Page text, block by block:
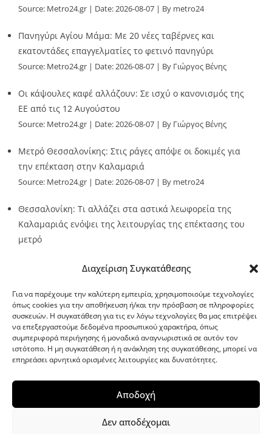
Διαχείριση Συγκατάθεσης
Για να παρέχουμε την καλύτερη εμπειρία, χρησιμοποιούμε τεχνολογίες
όπως cookies για την αποθήκευση ή/και την πρόσβαση σε πληροφορίες
συσκευών. Η συγκατάθεση για τις εν λόγω τεχνολογίες θα μας επιτρέψει
να επεξεργαστούμε δεδομένα προσωπικού χαρακτήρα, όπως
συμπεριφορά περιήγησης ή μοναδικά αναγνωριστικά σε αυτόν τον
ιστότοπο. Η μη συγκατάθεση ή η ανάκληση της συγκατάθεσης, μπορεί να
επηρεάσει αρνητικά ορισμένες λειτουργίες και δυνατότητες.
Αποδοχή
Δεν αποδέχομαι
Source: Metro24.gr Date: 2026-08-07 By metro24
Πανηγύρι Αγίου Μάμα: Με 20 νέες ταβέρνες και
εκατοντάδες επαγγελματίες το φετινό πανηγύρι
Source: Metro24.gr Date: 2026-08-07 By Γιώργος Βένης
Οι κάψουλες καφέ αλλάζουν: Σε ισχύ ο κανονισμός της
ΕΕ από τις 12 Αυγούστου
Source: Metro24.gr Date: 2026-08-07 By Γιώργος Βένης
Μετρό Θεσσαλονίκης: Στις ράγες απόψε οι δοκιμές για
την επέκταση στην Καλαμαριά
Source: Metro24.gr Date: 2026-08-07 By metro24
Θεσσαλονίκη: Τι αλλάζει στα αστικά λεωφορεία της
Καλαμαριάς ενόψει της λειτουργίας της επέκτασης του
μετρό
G-point.gr